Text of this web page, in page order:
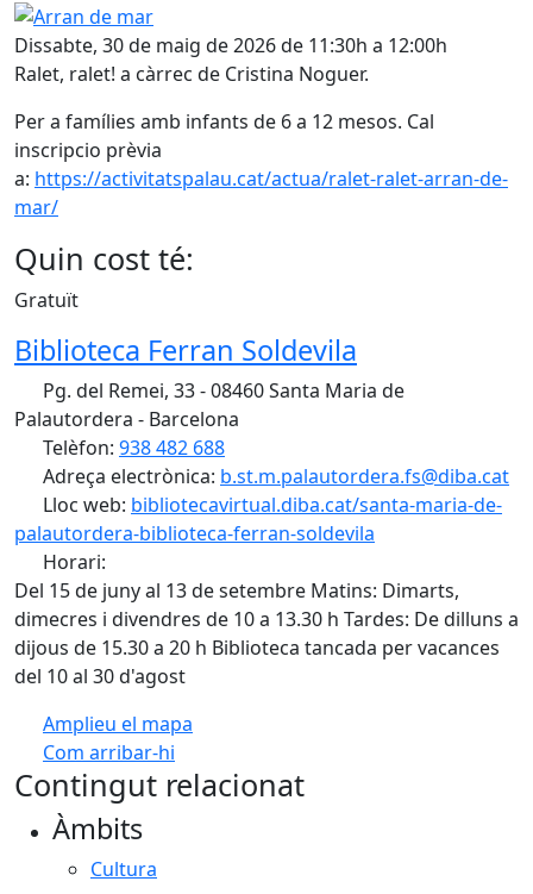
Arran de mar
Dissabte, 30 de maig de 2026 de 11:30h a 12:00h
Ralet, ralet! a càrrec de Cristina Noguer.
Per a famílies amb infants de 6 a 12 mesos. Cal
inscripcio prèvia
a: https://activitatspalau.cat/actua/ralet-ralet-arran-de-
mar/
Quin cost té:
Gratuït
Biblioteca Ferran Soldevila
Pg. del Remei, 33 - 08460 Santa Maria de
Palautordera - Barcelona
Telèfon: 938 482 688
Adreça electrònica: b.st.m.palautordera.fs@diba.cat
Lloc web: bibliotecavirtual.diba.cat/santa-maria-de-
palautordera-biblioteca-ferran-soldevila
Horari:
Del 15 de juny al 13 de setembre Matins: Dimarts,
dimecres i divendres de 10 a 13.30 h Tardes: De dilluns a
dijous de 15.30 a 20 h Biblioteca tancada per vacances
del 10 al 30 d'agost
Amplieu el mapa
Com arribar-hi
+
−
Contingut relacionat
Àmbits
Cultura